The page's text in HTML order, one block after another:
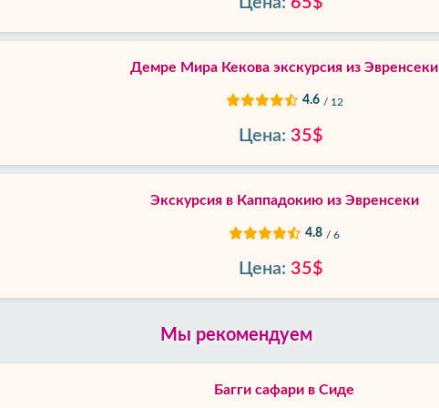
Демре Мира Кекова экскурсия из Эвренсеки
4.6 / 12
Цена: 35$
Экскурсия в Каппадокию из Эвренсеки
4.8 / 6
Цена: 35$
Мы рекомендуем
Багги сафари в Сиде